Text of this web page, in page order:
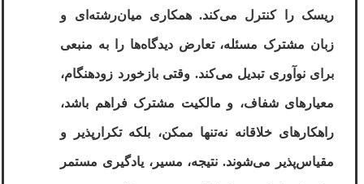
ریسک را کنترل می‌کند. همکاری میان‌رشته‌ای و
زبان مشترک مسئله، تعارض دیدگاه‌ها را به منبعی
برای نوآوری تبدیل می‌کند. وقتی بازخورد زودهنگام،
معیارهای شفاف، و مالکیت مشترک فراهم باشد،
راهکارهای خلاقانه نه‌تنها ممکن، بلکه تکرارپذیر و
مقیاس‌پذیر می‌شوند. نتیجه، مسیر، یادگیری مستمر